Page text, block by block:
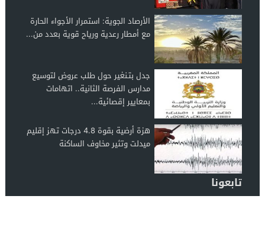
الأرصاد الجوية: استمرار الأجواء الحارة
مع أمطار رعدية ورياح قوية بعدد من...
جدل بتـنغير حول طلب عروض لتوسيع
مدارس الفرصة الثانية.. اتهامات
بمعايير إقصائية...
هزة أرضية بقوة 4.8 درجات تهز إقليم
ميدلت وتثير مخاوف الساكنة
تابعونا